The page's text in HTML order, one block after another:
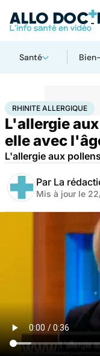
Santé
AccueilSanté Rhinite
RHINITE ALLERGIQUE
L'allergie
elle avec
L'allergie aux
Par La
Mis à jour le